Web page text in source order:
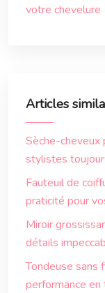
votre chevelure
Articles
Sèche-cheveux
stylistes
Fauteuil de
praticité pour
Miroir
détails
Tondeuse sans
performance en